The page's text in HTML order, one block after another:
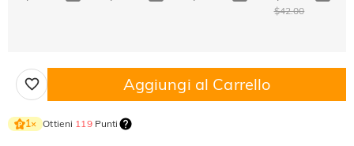
$42.00
Aggiungi al Carrello
1× Ottieni 119Punti